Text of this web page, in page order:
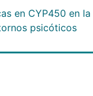
en CYP450 en
psicóticos